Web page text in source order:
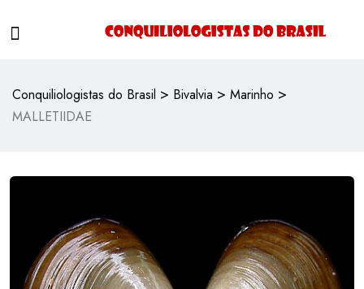
Conquiliologistas do Brasil > Bivalvia > Marinho >
MALLETIIDAE